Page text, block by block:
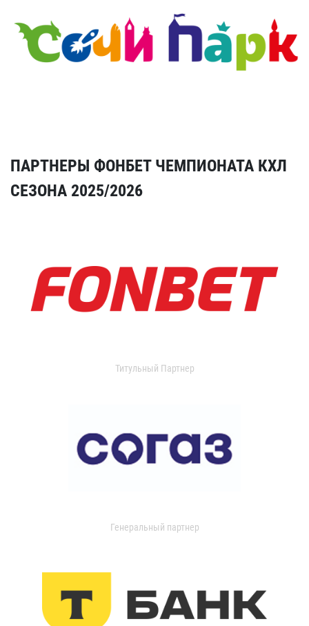
ПАРТНЕРЫ ФОНБЕТ ЧЕМПИОНАТА КХЛ
СЕЗОНА 2025/2026
Титульный Партнер
Генеральный партнер